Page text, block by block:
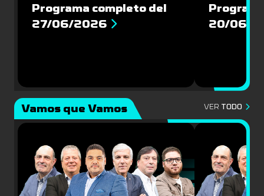
Programa completo del
27/06/2026
20/06/
Vamos que Vamos VER TODO